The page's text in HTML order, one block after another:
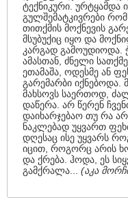
ტექნიკური. ურტყამდა
გულშემატკივრები რომ
თითქმის მოქნევის
მსუბუქიც იყო და
კარგად გამოუდიოდა.
ამასთან, ძნელი
ეთამაშა, ოდესმე ან
გარემარბი იქნებოდა.
მახსოვს საერთოდ,
დაწერა. არ წერენ
დაიხარჯებაო თუ რა
ნაკლებად უყვართ
დღესაც ისე უყვარს
იცით, როგორც არის
და ქრება. ჰოდა, ეს
გამქრალა...(აკა